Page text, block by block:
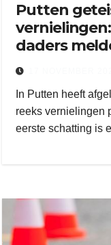
Putten
daders
In Putten heeft
reeks vernielingen
eerste schatting is